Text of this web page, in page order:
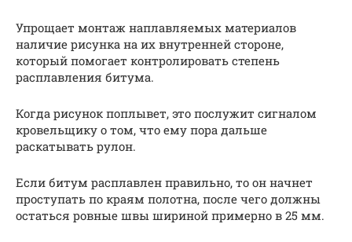
Упрощает монтаж наплавляемых материалов
наличие рисунка на их внутренней стороне,
который помогает контролировать степень
расплавления битума.
Когда рисунок поплывет, это послужит сигналом
кровельщику о том, что ему пора дальше
раскатывать рулон.
Если битум расплавлен правильно, то он начнет
проступать по краям полотна, после чего должны
остаться ровные швы шириной примерно в 25 мм.